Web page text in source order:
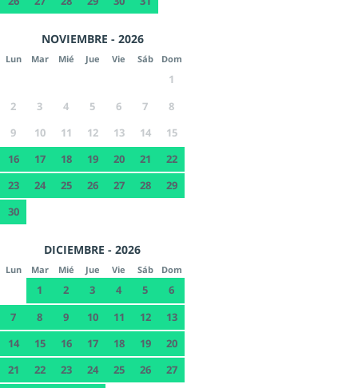
NOVIEMBRE - 2026
Lun Mar Mié Jue Vie Sáb Dom
1
2
3 4 5 6 7
8
9
10 11 12 13 14
15
16
17 18 19 20 21
22
23
24 25 26 27 28
29
30
DICIEMBRE - 2026
Lun Mar Mié Jue Vie Sáb Dom
1 2 3 4 5
6
7
8 9 10 11 12
13
14
15 16 17 18 19
20
21
22 23 24 25 26
27